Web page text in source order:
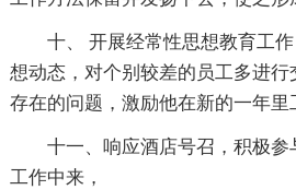
十、 开展经常性思想教育工
想动态，对个别较差的员工多进行
存在的问题，激励他在新的一年里
十一、响应酒店号召，积极参
工作中来，